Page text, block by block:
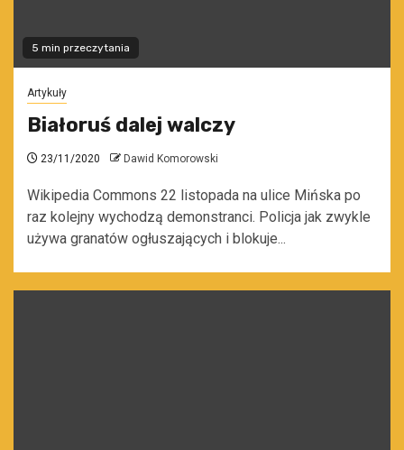
5 min przeczytania
Artykuły
Białoruś dalej walczy
23/11/2020 Dawid Komorowski
Wikipedia Commons 22 listopada na ulice Mińska po
raz kolejny wychodzą demonstranci. Policja jak zwykle
używa granatów ogłuszających i blokuje...